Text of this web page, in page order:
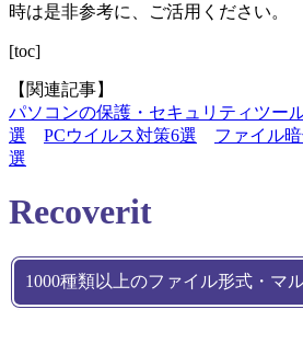
時は是非参考に、ご活用ください。
[toc]
【関連記事】
パソコンの保護・セキュリティツー
選
PCウイルス対策6選
ファイル
選
Recoverit
1000種類以上のファイル形式・マ